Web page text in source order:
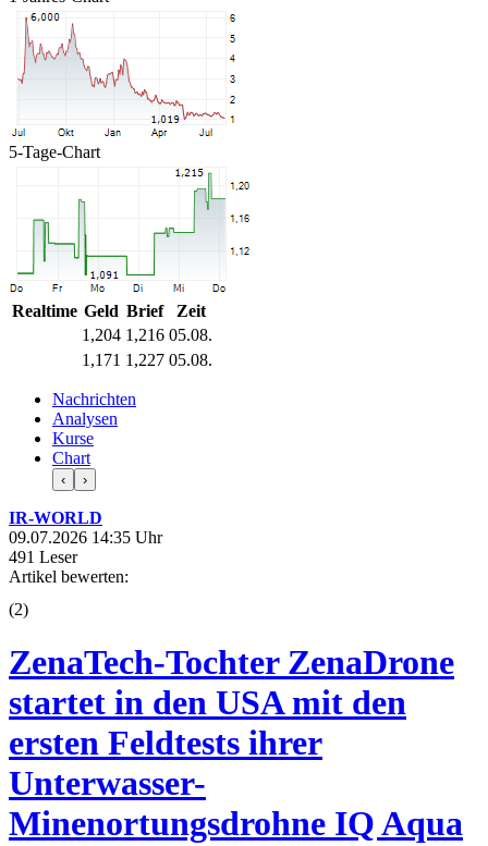
5-Tage-Chart
Realtime Geld Brief
Zeit
1,204 1,216 05.08.
1,171 1,227 05.08.
Nachrichten
Analysen
Kurse
Chart
‹ ›
IR-WORLD
09.07.2026 14:35 Uhr
491 Leser
Artikel bewerten:
(2)
ZenaTech-Tochter ZenaDrone
startet in den USA mit den
ersten Feldtests ihrer
Unterwasser-
Minenortungsdrohne IQ Aqua